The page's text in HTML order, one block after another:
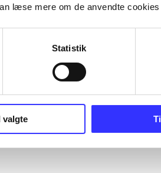
læse mere om de anvendte cookies
Statistik
valgte